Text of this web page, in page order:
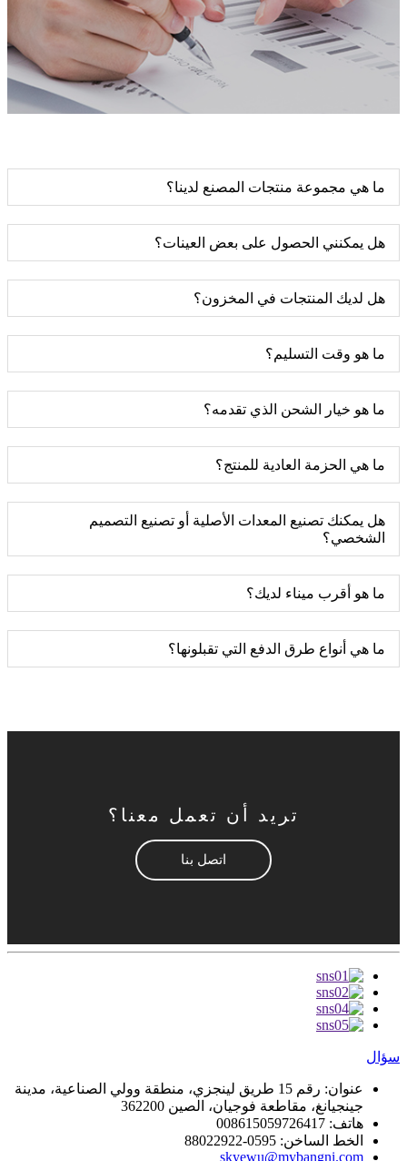
ما هي مجموعة منتجات المصنع لدينا؟
هل يمكنني الحصول على بعض العينات؟
هل لديك المنتجات في المخزون؟
ما هو وقت التسليم؟
ما هو خيار الشحن الذي تقدمه؟
ما هي الحزمة العادية للمنتج؟
هل يمكنك تصنيع المعدات الأصلية أو تصنيع التصميم
الشخصي؟
ما هو أقرب ميناء لديك؟
ما هي أنواع طرق الدفع التي تقبلونها؟
تريد أن تعمل معنا؟
اتصل بنا
سؤال
عنوان:
رقم 15 طريق لينجزي، منطقة وولي الصناعية، مدينة
جينجيانغ، مقاطعة فوجيان، الصين 362200
هاتف: 008615059726417
الخط الساخن: 0595-88022922
skyewu@mybangni.com